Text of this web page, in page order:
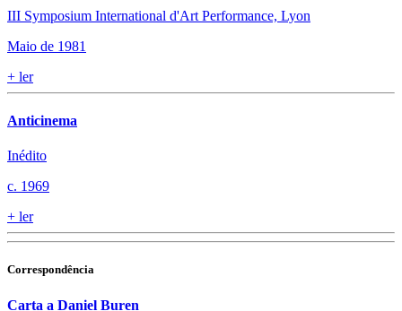
III Symposium International d'Art Performance, Lyon
Maio de 1981
+ ler
Anticinema
Inédito
c. 1969
+ ler
Correspondência
Carta a Daniel Buren